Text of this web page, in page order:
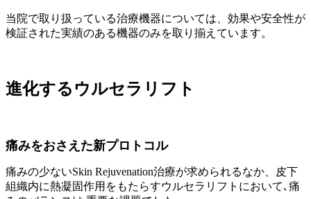
当院で取り扱っている治療機器については、効果や安全性が
検証された実績のある機器のみを取り揃えています。
進化するウルセラリフト
痛みをおさえた新プロトコル
痛みの少ないSkin Rejuvenation治療が求められるなか、皮下
組織内に熱凝固作用をもたらすウルセラリフトにおいて､痛